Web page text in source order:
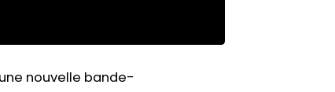
nouvelle bande-